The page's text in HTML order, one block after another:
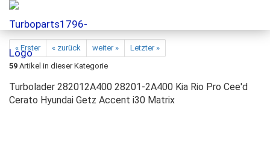
« Erster « zurück weiter »
Letzter »
59 Artikel in dieser Kategorie
Turbolader 282012A400 28201-2A400 Kia Rio Pro Cee'd
Cerato Hyundai Getz Accent i30 Matrix